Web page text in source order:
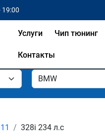
19:00
Услуги Чип тюнинг
Контакты
328i 234 л.с